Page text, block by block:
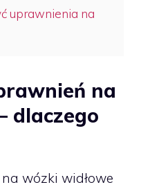
uprawnienia na
na
dlaczego
wózki widłowe